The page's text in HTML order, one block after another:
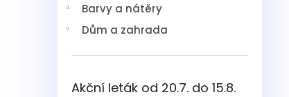
Barvy a nátěry
Dům a zahrada
Akční leták od 20.7. do 15.8.